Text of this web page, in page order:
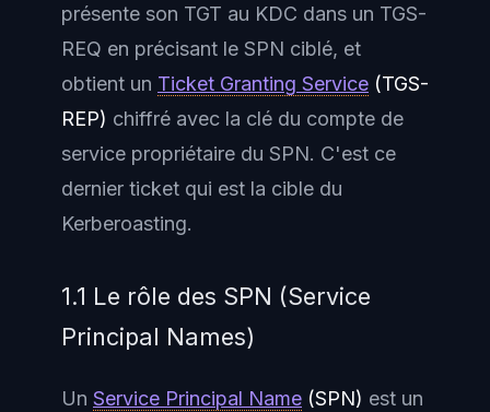
présente son TGT au KDC dans un TGS-
REQ en précisant le SPN ciblé, et
obtient un Ticket Granting Service (TGS-
REP) chiffré avec la clé du compte de
service propriétaire du SPN. C'est ce
dernier ticket qui est la cible du
Kerberoasting.
1.1 Le rôle des SPN (Service
Principal Names)
Un Service Principal Name (SPN) est un